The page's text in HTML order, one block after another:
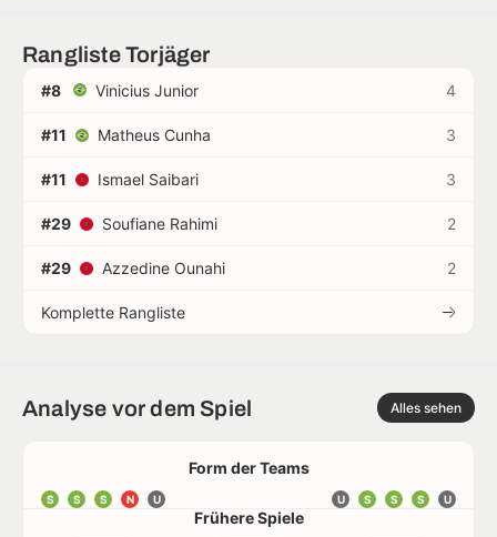
Rangliste Torjäger
#8 Vinicius Junior 4
#11 Matheus Cunha 3
#11 Ismael Saibari 3
#29 Soufiane Rahimi 2
#29 Azzedine Ounahi 2
Komplette Rangliste
Analyse vor dem Spiel Alles sehen
Form der Teams
S S S N U U
S
S
S
U
Frühere Spiele